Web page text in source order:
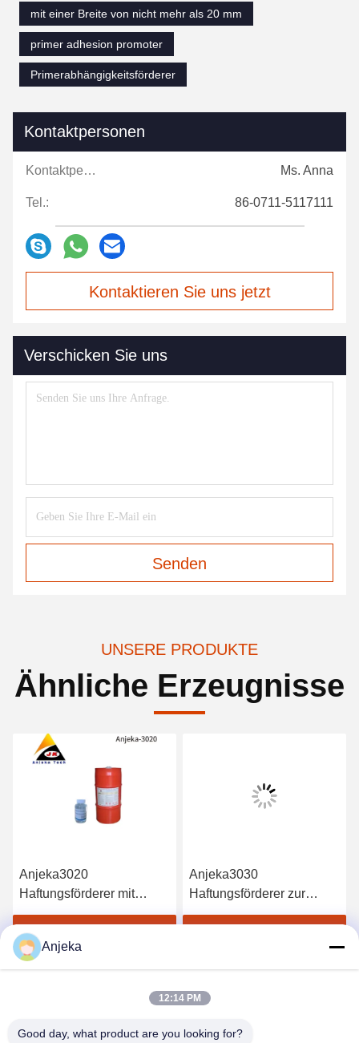
mit einer Breite von nicht mehr als 20 mm
primer adhesion promoter
Primerabhängigkeitsförderer
Kontaktpersonen
Kontaktpersonen: Ms. Anna
Tel.: 86-0711-5117111
Kontaktieren Sie uns jetzt
Verschicken Sie uns
Senden
UNSERE PRODUKTE
Ähnliche Erzeugnisse
Anjeka3020
Haftungsförderer mit
Epoxysilane mit
ausgezeichneter Haftung
an der Metalloberfläche
Beste Preis erhalten
Anjeka3030
Haftungsförderer zur
Verbesserung der Haftung
Anjeka
12:14 PM
Good day, what product are you looking for?